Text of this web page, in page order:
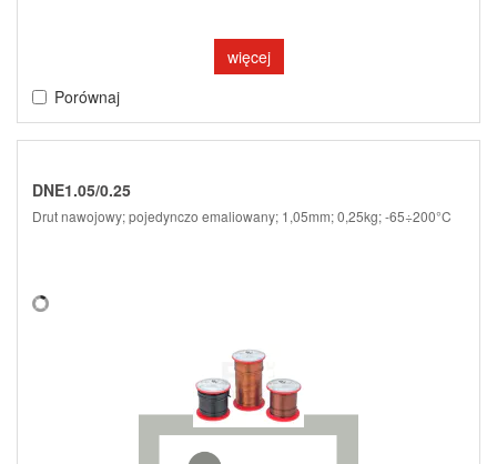
więcej
Porównaj
DNE1.05/0.25
Drut nawojowy; pojedynczo emaliowany; 1,05mm; 0,25kg; -65÷200°C